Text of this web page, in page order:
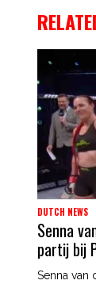
DUTCH NEWS
Senna
partij bij
Senna van